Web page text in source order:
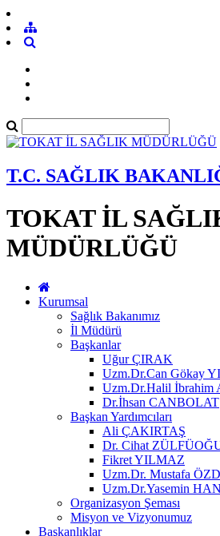
T.C. SAĞLIK
TOKAT İL
MÜDÜRLÜĞÜ
Kurumsal
Sağlık Bakanımız
İl Müdürü
Başkanlar
Uğur ÇIRAK
Uzm.Dr.Can Gökay
Uzm.Dr.Halil
Dr.İhsan CANBOLAT
Başkan Yardımcıları
Ali ÇAKIRTAŞ
Dr. Cihat
Fikret YILMAZ
Uzm.Dr. Mustafa
Uzm.Dr.Yasemin
Organizasyon Şeması
Misyon ve Vizyonumuz
Başkanlıklar